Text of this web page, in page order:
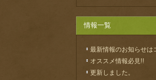
情報一覧
最新情報のお知らせ
オススメ情報必見!!
更新しました。